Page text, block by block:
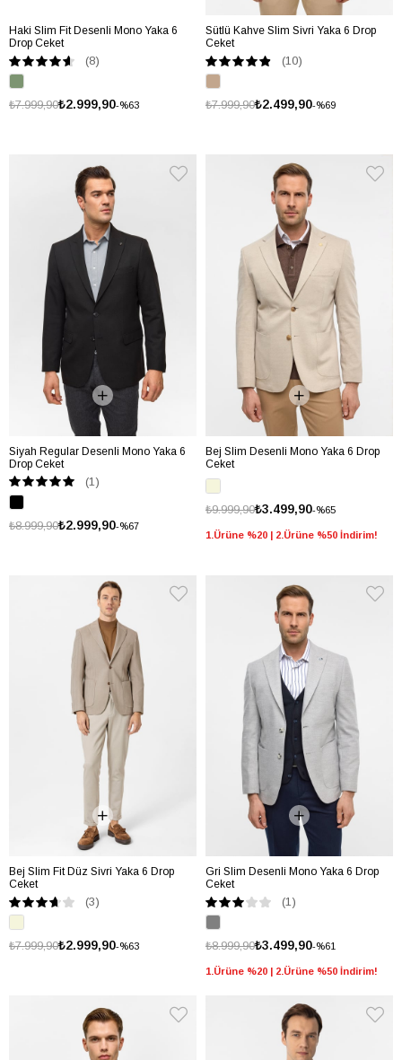
Haki Slim Fit Desenli Mono Yaka 6
Drop Ceket
(8)
%63
₺2.999,90
₺7.999,90
Sütlü Kahve Slim Sivri Yaka 6 Drop
Ceket
(10)
%69
₺2.499,90
₺7.999,90
Siyah Regular Desenli Mono Yaka 6
Drop Ceket
(1)
%67
₺2.999,90
₺8.999,90
Bej Slim Desenli Mono Yaka 6 Drop
Ceket
%65
₺3.499,90
₺9.999,90
1.Ürüne %20 | 2.Ürüne %50 İndirim!
Bej Slim Fit Düz Sivri Yaka 6 Drop
Ceket
(3)
%63
₺2.999,90
₺7.999,90
Gri Slim Desenli Mono Yaka 6 Drop
Ceket
(1)
%61
₺3.499,90
₺8.999,90
1.Ürüne %20 | 2.Ürüne %50 İndirim!